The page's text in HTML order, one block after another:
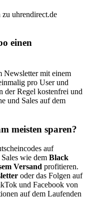
uhrendirect.de
einen
Newsletter mit einem
pro User und
der Regel kostenfrei und
und Sales auf dem
meisten sparen?
auf
wie dem Black
Versand profitieren.
oder das Folgen auf
und Facebook von
auf dem Laufenden